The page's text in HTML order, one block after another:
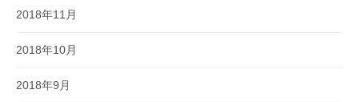
2018年11月
2018年10月
2018年9月